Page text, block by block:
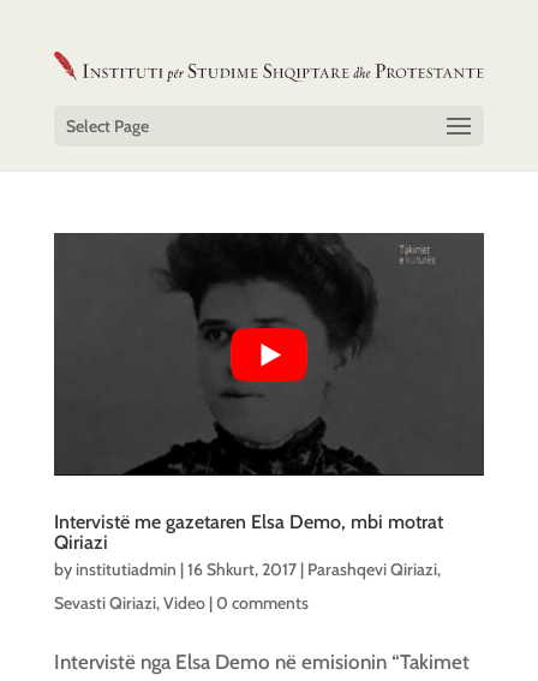
Select Page
Intervistë me gazetaren Elsa Demo, mbi motrat
Qiriazi
byinstitutiadmin |16 Shkurt, 2017| Parashqevi Qiriazi,
Sevasti Qiriazi,Video|0 comments
Intervistë nga Elsa Demo në emisionin “Takimet